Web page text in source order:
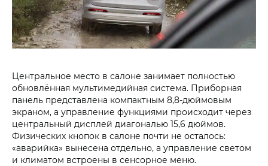
Центральное место в салоне занимает полностью
обновлённая мультимедийная система. Приборная
панель представлена компактным 8,8-дюймовым
экраном, а управление функциями происходит через
центральный дисплей диагональю 15,6 дюймов.
Физических кнопок в салоне почти не осталось:
«аварийка» вынесена отдельно, а управление светом
и климатом встроены в сенсорное меню.